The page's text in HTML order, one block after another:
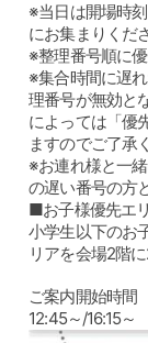
※当日は開場時
にお集まりくだ
※整理番号順に
※集合時間に遅
理番号が無効と
によっては「優
ますのでご了承
※お連れ様と一
の遅い番号の方
■お子様優先エ
小学生以下のお
リアを会場2階
ご案内開始時間
12:45～/16:15～